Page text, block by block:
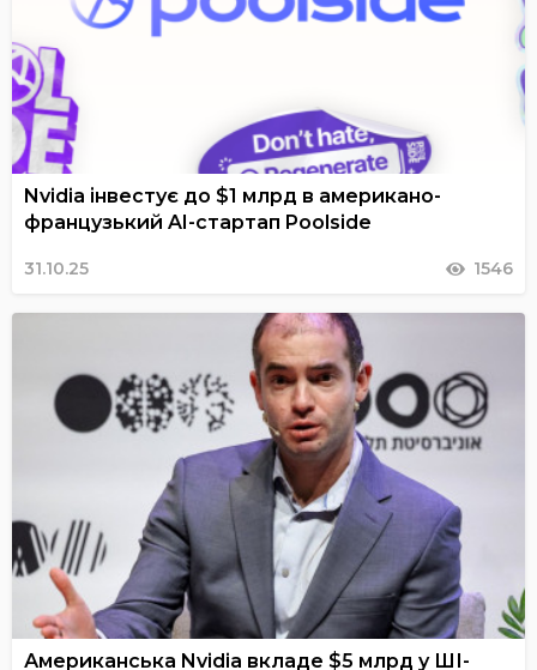
Nvidia інвестує до $1 млрд в американо-
французький AI-стартап Poolside
31.10.25 1546
Американська Nvidia вкладе $5 млрд у ШІ-